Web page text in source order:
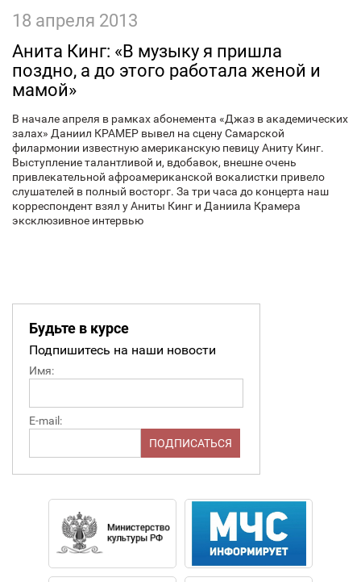
18 апреля 2013
Анита Кинг: «В музыку я пришла
поздно, а до этого работала женой и
мамой»
В начале апреля в рамках абонемента «Джаз в академических
залах» Даниил КРАМЕР вывел на сцену Самарской
филармонии известную американскую певицу Аниту Кинг.
Выступление талантливой и, вдобавок, внешне очень
привлекательной афроамериканской вокалистки привело
слушателей в полный восторг. За три часа до концерта наш
корреспондент взял у Аниты Кинг и Даниила Крамера
эксклюзивное интервью
Будьте в курсе
Подпишитесь на наши новости
Имя:
E-mail: